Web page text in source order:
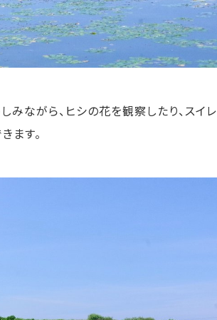
みながら、ヒシの花を観察したり、スイ
ます。